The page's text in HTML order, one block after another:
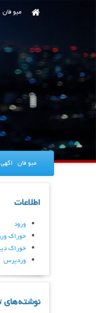
میو فان
میو فان اگهی
اطلاعات
ورود
خوراک
خوراک
وردپرس
نوشته‌های